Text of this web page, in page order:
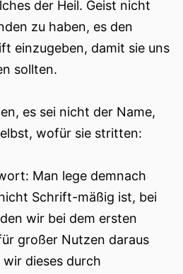
der Heil. Geist nicht
zu haben, es den
einzugeben, damit sie uns
sollten.
es sei nicht der Name,
wofür sie stritten:
Man lege demnach
Schrift-mäßig ist, bei
wir bei dem ersten
großer Nutzen daraus
dieses durch